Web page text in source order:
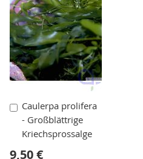
Caulerpa prolifera
- Großblättrige
Kriechsprossalge
9,50 €
In
den
Warenkorb